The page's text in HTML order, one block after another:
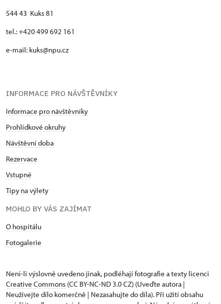
544 43 Kuks 81
tel.: +420 499 692 161
e-mail: kuks@npu.cz
INFORMACE PRO NÁVŠTĚVNÍKY
Informace pro návštěvníky
Prohlídkové okruhy
Návštěvní doba
Rezervace
Vstupné
Tipy na výlety
MOHLO BY VÁS ZAJÍMAT
O hospitálu
Fotogalerie
Není-li výslovně uvedeno jinak, podléhají fotografie a texty licenci
Creative Commons (CC BY-NC-ND 3.0 CZ) (Uveďte autora |
Neužívejte dílo komerčně | Nezasahujte do díla). Při užití obsahu